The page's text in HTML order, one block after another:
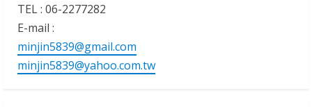
TEL : 06-2277282
E-mail :
minjin5839@gmail.com
minjin5839@yahoo.com.tw